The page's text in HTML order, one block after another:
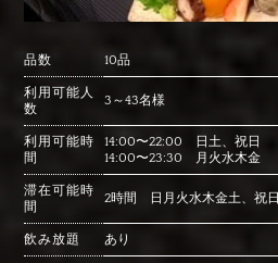
品数 10品
利用可能人
数
3～43名様
利用可能時
間
14:00〜22:00 日土、祝日
14:00〜23:30 月火水木金
滞在可能時
間
2時間 日月火水木金土、祝日
飲み放題 あり